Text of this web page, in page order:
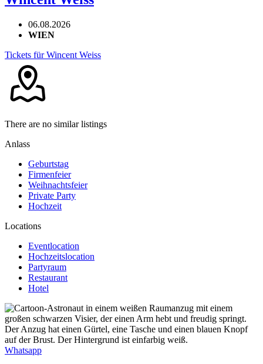
06.08.2026
WIEN
Tickets für Wincent Weiss
There are no similar listings
Anlass
Geburtstag
Firmenfeier
Weihnachtsfeier
Private Party
Hochzeit
Locations
Eventlocation
Hochzeitslocation
Partyraum
Restaurant
Hotel
Whatsapp